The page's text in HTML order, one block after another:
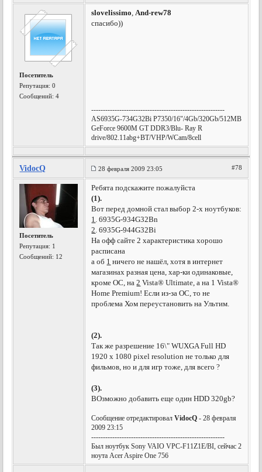
Посетитель
Репутация:0
Сообщений: 4
slovelissimo,And-rew78
спасибо))
---------------------------------------------------------
AS6935G-734G32Bi P7350/16"/4Gb/320Gb/512MB
GeForce 9600M GT DDR3/Blu- Ray R
drive/802.11abg+BT/VHP/WCam/8cell
VidocQ 28 февраля 2009 23:05 #78
Посетитель
Репутация: 1
Сообщений: 12
Ребята подскажите пожалуйста
(1).
Вот перед домной стал выбор 2-х ноутбуков:
1. 6935G-934G32Bn
2. 6935G-944G32Bi
На офф сайте 2 характеристика хорошо
расписана
а об 1 ничего не нашёл, хотя в интернет
магазинах разная цена, хар-ки одинаковые,
кроме ОС, на2 Vista® Ultimate, а на 1 Vista®
Home Premium! Если из-за ОС, то не
проблема Хом переустановить на Ультим.
(2).
Так же разрешение 16\" WUXGA Full HD
1920 x 1080 pixel resolution не только для
фильмов, но и для игр тоже, для всего ?
(3).
ВОзможно добавить еще один HDD 320gb?
Сообщение отредактировалVidocQ - 28 февраля
2009 23:15
---------------------------------------------------------
Был ноутбук Sony VAIO VPC-F11Z1E/BI, сейчас 2
ноута Acer Aspire One 756